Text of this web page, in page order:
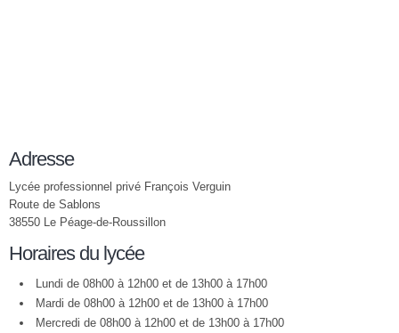
Adresse
Lycée professionnel privé François Verguin
Route de Sablons
38550 Le Péage-de-Roussillon
Horaires du lycée
Lundi de 08h00 à 12h00 et de 13h00 à 17h00
Mardi de 08h00 à 12h00 et de 13h00 à 17h00
Mercredi de 08h00 à 12h00 et de 13h00 à 17h00